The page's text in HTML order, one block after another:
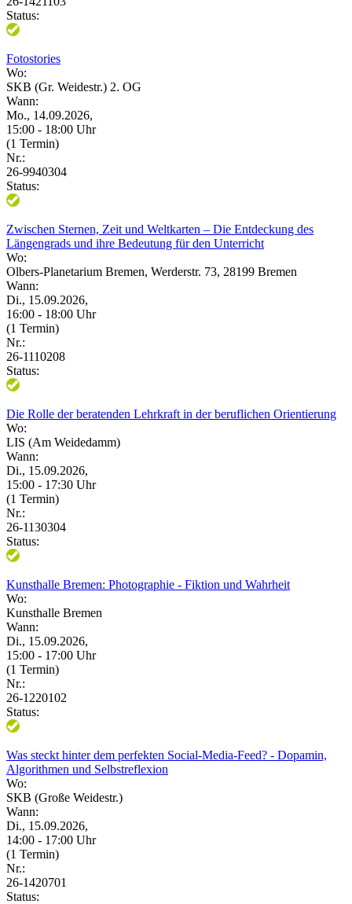
Status:
Fotostories
Wo:
SKB (Gr. Weidestr.) 2. OG
Wann:
Mo., 14.09.2026,
15:00 - 18:00 Uhr
(1 Termin)
Nr.:
26-9940304
Status:
Zwischen Sternen, Zeit und Weltkarten – Die Entdeckung des
Längengrads und ihre Bedeutung für den Unterricht
Wo:
Olbers-Planetarium Bremen, Werderstr. 73, 28199 Bremen
Wann:
Di., 15.09.2026,
16:00 - 18:00 Uhr
(1 Termin)
Nr.:
26-1110208
Status:
Die Rolle der beratenden Lehrkraft in der beruflichen Orientierung
Wo:
LIS (Am Weidedamm)
Wann:
Di., 15.09.2026,
15:00 - 17:30 Uhr
(1 Termin)
Nr.:
26-1130304
Status:
Kunsthalle Bremen: Photographie - Fiktion und Wahrheit
Wo:
Kunsthalle Bremen
Wann:
Di., 15.09.2026,
15:00 - 17:00 Uhr
(1 Termin)
Nr.:
26-1220102
Status:
Was steckt hinter dem perfekten Social-Media-Feed? - Dopamin,
Algorithmen und Selbstreflexion
Wo:
SKB (Große Weidestr.)
Wann:
Di., 15.09.2026,
14:00 - 17:00 Uhr
(1 Termin)
Nr.:
26-1420701
Status: